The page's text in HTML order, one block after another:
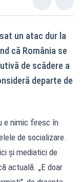
un atac dur la
că România se
de scădere a
departe de
e nimic firesc în
de socializare.
și mediatici de
actuală. „E doar